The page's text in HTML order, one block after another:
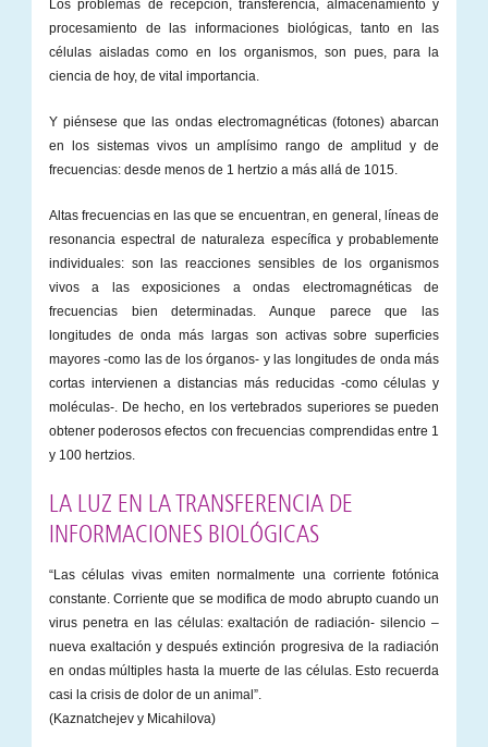
Los problemas de recepción, transferencia, almacenamiento y
procesamiento de las informaciones biológicas, tanto en las
células aisladas como en los organismos, son pues, para la
ciencia de hoy, de vital importancia.
Y piénsese que las ondas electromagnéticas (fotones) abarcan
en los sistemas vivos un amplísimo rango de amplitud y de
frecuencias: desde menos de 1 hertzio a más allá de 1015.
Altas frecuencias en las que se encuentran, en general, líneas de
resonancia espectral de naturaleza específica y probablemente
individuales: son las reacciones sensibles de los organismos
vivos a las exposiciones a ondas electromagnéticas de
frecuencias bien determinadas. Aunque parece que las
longitudes de onda más largas son activas sobre superficies
mayores -como las de los órganos- y las longitudes de onda más
cortas intervienen a distancias más reducidas -como células y
moléculas-. De hecho, en los vertebrados superiores se pueden
obtener poderosos efectos con frecuencias comprendidas entre 1
y 100 hertzios.
LA LUZ EN LA TRANSFERENCIA DE
INFORMACIONES BIOLÓGICAS
“Las células vivas emiten normalmente una corriente fotónica
constante. Corriente que se modifica de modo abrupto cuando un
virus penetra en las células: exaltación de radiación- silencio –
nueva exaltación y después extinción progresiva de la radiación
en ondas múltiples hasta la muerte de las células. Esto recuerda
casi la crisis de dolor de un animal”.
(Kaznatchejev y Micahilova)